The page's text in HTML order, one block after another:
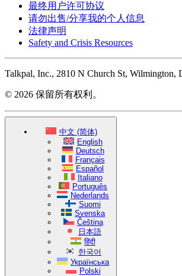
最终用户许可协议
请勿出售/分享我的个人信息
法律声明
Safety and Crisis Resources
Talkpal, Inc., 2810 N Church St, Wilmington,
© 2026 保留所有权利。
中文 (简体)
English
Deutsch
Français
Español
Italiano
Português
Nederlands
Suomi
Svenska
Čeština
日本語
हिंदी
한국어
Українська
Polski